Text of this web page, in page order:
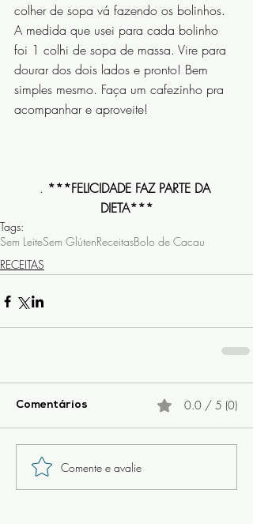
colher de sopa vá fazendo os bolinhos.
A medida que usei para cada bolinho
foi 1 colhi de sopa de massa. Vire para
dourar dos dois lados e pronto! Bem
simples mesmo. Faça um cafezinho pra
acompanhar e aproveite!
. ***FELICIDADE FAZ PARTE DA
DIETA***
Tags:
Sem LeiteSem GlútenReceitasBolo de Cacau
RECEITAS
Comentários 0.0 / 5 (0)
Comente e avalie